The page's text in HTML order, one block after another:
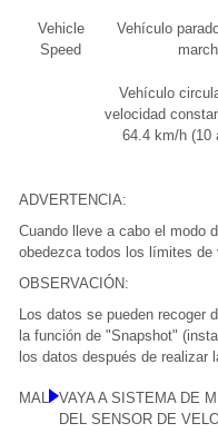
Vehicle
Speed
Vehículo
Vehículo
velocidad
64.4 km/h (10
ADVERTENCIA:
Cuando lleve a cabo el modo
obedezca todos los límites
OBSERVACIÓN:
Los datos se pueden recoger
la función de "Snapshot"
los datos después de realizar
MAL VAYA A SISTEMA DE
DEL SENSOR DE